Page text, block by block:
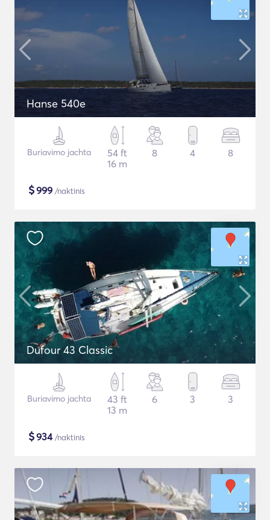
Hanse 540e
Buriavimo jachta
54 ft
16 m
8 4 8
$999 /naktinis
Dufour 43 Classic
Buriavimo jachta
43 ft
13 m
6 3 3
$934/naktinis